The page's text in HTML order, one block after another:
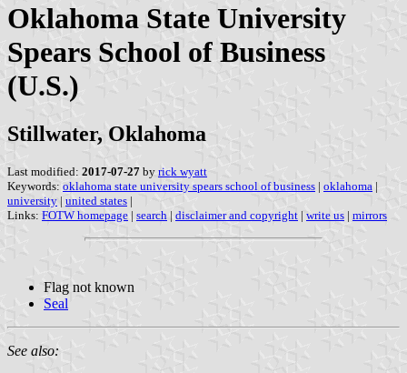
Oklahoma State University
Spears School of Business
(U.S.)
Stillwater, Oklahoma
Last modified: 2017-07-27 by rick wyatt
Keywords: oklahoma state university spears school of business | oklahoma |
university | united states |
Links: FOTW homepage | search | disclaimer and copyright | write us | mirrors
Flag not known
Seal
See also: